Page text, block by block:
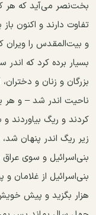
بخت‌نصر می‌آید که هر
تفاوت دارند و اکنون
و بیت‌المقدس را ویران
بسیار برده کرد که اندر
بزرگان و زنان و
ناحیت اندر شد – و هر
کردند و ریگ بیاوردند
زیر ریگ اندر پنهان
بنی‌اسرائیل و سوی
بنی‌اسرائیل از غلامان
هزار بگزید و پیش